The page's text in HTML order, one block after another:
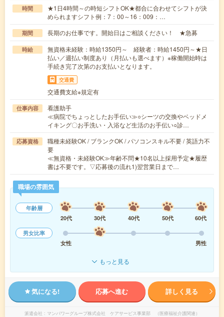
時間
★1日4時間～の時短シフトOK★都合に合わせてシフトが決
められますシフト例：7：00～16：009：…
期間 長期のお仕事です。開始日はご相談ください！ ★急募
時給
無資格未経験：時給1350円～ 経験者：時給1450円～★日
払い／週払い制度あり（月払いも選べます）※稼働開始時は
手続き完了次第のお支払いとなります。
交通費
交通費支給※規定有
仕事内容
看護助手
≪病院でちょっとしたお手伝い≫○シーツの交換やベッドメ
イキング〇お手洗い・入浴など生活のお手伝い○診…
応募資格
職種未経験OK / ブランクOK / パソコンスキル不要 / 英語力不
要
≪無資格・未経験OK≫年齢不問★10名以上採用予定★履歴
書は不要です。▽応募後の流れ1)翌営業日まで…
職場の雰囲気
年齢層
20代
30代 40代 50代
60代
男女比率
女性
男性
もっと見る
気になる! 応募へ進む 詳しく見る
派遣会社 マンパワーグループ株式会社 ケアサービス事業部 （医療福祉介護関連）